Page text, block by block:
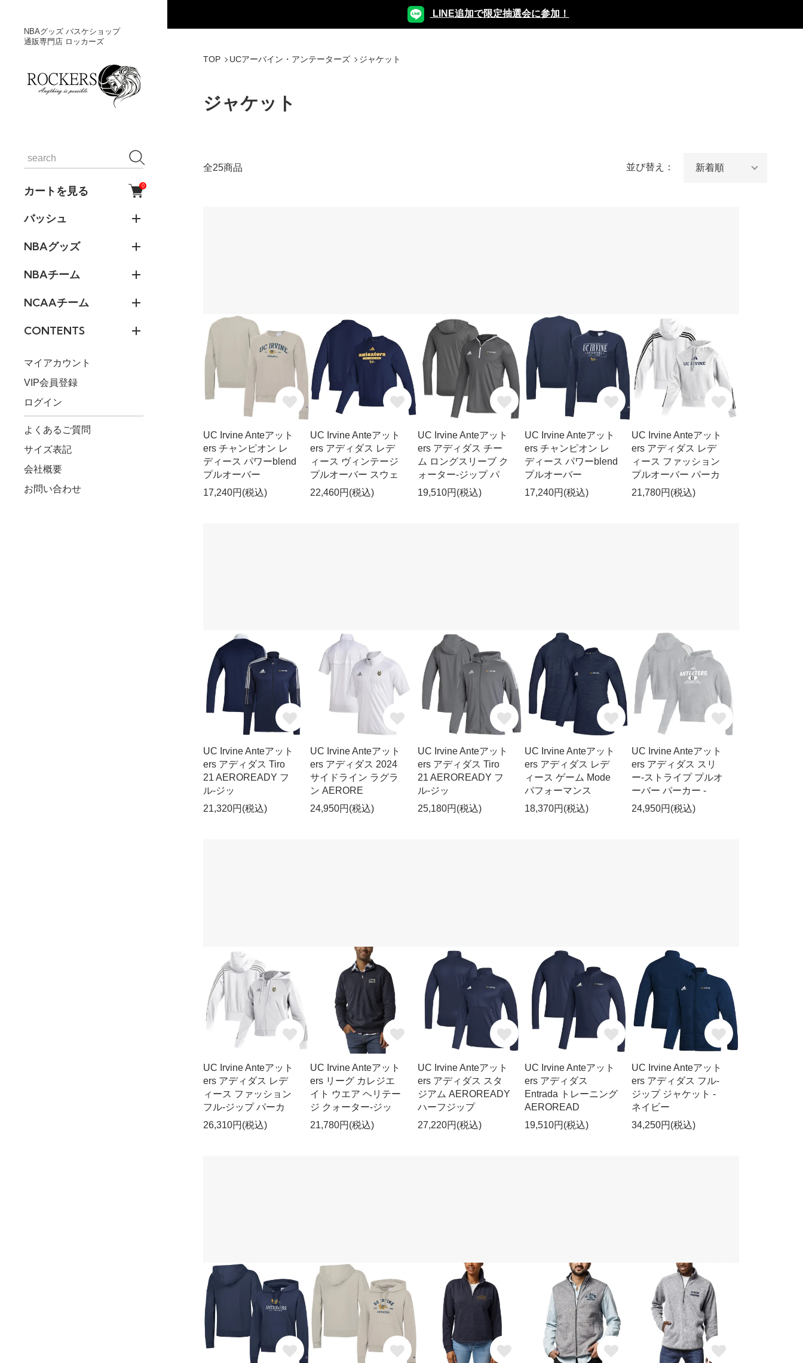
NBAグッズ バスケショップ
通販専門店 ロッカーズ
カートを見る 0
バッシュ
NBAグッズ
NBAチーム
NCAAチーム
CONTENTS
マイアカウント
VIP会員登録
ログイン
よくあるご質問
サイズ表記
会社概要
お問い合わせ
LINE追加で限定抽選会に参加！
TOP UCアーバイン・アンテーターズ ジャケット
ジャケット
全25商品 並び替え：
UC Irvine Anteアット
ers チャンピオン レ
ディース パワーblend
プルオーバー
17,240円(税込)
UC Irvine Anteアット
ers アディダス レデ
ィース ヴィンテージ
プルオーバー スウェ
22,460円(税込)
UC Irvine Anteアット
ers アディダス チー
ム ロングスリーブ ク
ォーター-ジップ パ
19,510円(税込)
UC Irvine Anteアット
ers チャンピオン レ
ディース パワーblend
プルオーバー
17,240円(税込)
UC Irvine Anteアット
ers アディダス レデ
ィース ファッション
プルオーバー パーカ
21,780円(税込)
UC Irvine Anteアット
ers アディダス Tiro
21 AEROREADY フ
ル-ジッ
21,320円(税込)
UC Irvine Anteアット
ers アディダス 2024
サイドライン ラグラ
ン AERORE
24,950円(税込)
UC Irvine Anteアット
ers アディダス Tiro
21 AEROREADY フ
ル-ジッ
25,180円(税込)
UC Irvine Anteアット
ers アディダス レデ
ィース ゲーム Mode
パフォーマンス
18,370円(税込)
UC Irvine Anteアット
ers アディダス スリ
ー-ストライプ プルオ
ーバー パーカー -
24,950円(税込)
UC Irvine Anteアット
ers アディダス レデ
ィース ファッション
フル-ジップ パーカ
26,310円(税込)
UC Irvine Anteアット
ers リーグ カレジエ
イト ウエア ヘリテー
ジ クォーター-ジッ
21,780円(税込)
UC Irvine Anteアット
ers アディダス スタ
ジアム AEROREADY
ハーフジップ
27,220円(税込)
UC Irvine Anteアット
ers アディダス
Entrada トレーニング
AEROREAD
19,510円(税込)
UC Irvine Anteアット
ers アディダス フル-
ジップ ジャケット -
ネイビー
34,250円(税込)